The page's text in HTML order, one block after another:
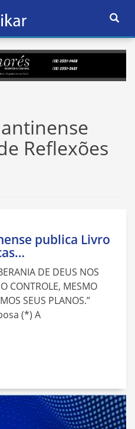
Ativar
Reflexões
publica Livro
DE DEUS NOS
CONTROLE, MESMO
SEUS PLANOS.”
(*) A